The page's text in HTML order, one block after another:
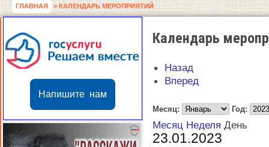
ГЛАВНАЯ > КАЛЕНДАРЬ МЕРОПРИЯТИЙ
Напишите нам
Календарь
Назад
Вперед
Месяц: Год:
Месяц Неделя День
23.01.2023